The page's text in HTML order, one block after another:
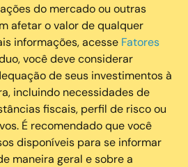
do mercado ou outras
afetar o valor de qualquer
informações, acesse Fatores
você deve considerar
de seus investimentos à
incluindo necessidades de
fiscais, perfil de risco ou
É recomendado que você
disponíveis para se informar
maneira geral e sobre a